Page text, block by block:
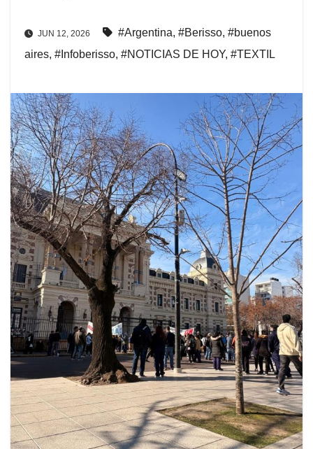
JUN 12, 2026 #Argentina, #Berisso, #buenos
aires, #Infoberisso, #NOTICIAS DE HOY, #TEXTIL